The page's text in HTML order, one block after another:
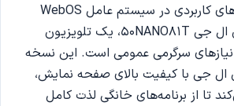
گنجینه‌ای از برنامه‌های کاربردی در سیستم عامل WebOS
24 است. تلویزیون ال جی 50NANO81T، یک تلویزیون
سرگرمی عمومی است. این نسخه
ال‌ جی با کیفیت بالای صفحه نمایش،
تا از برنامه‌های خانگی لذت کامل